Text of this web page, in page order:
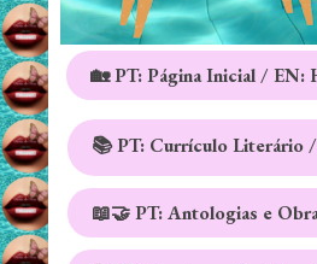
🏡 PT: Página Inicial / EN:
📚 PT: Currículo Literário
📖🤝 PT: Antologias e